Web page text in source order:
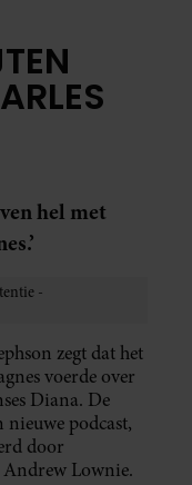
hel met
zegt dat het
voerde over
Diana. De
nieuwe podcast,
door
Lownie.